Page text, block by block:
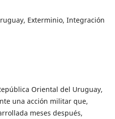
Exterminio, Integración
Oriental del Uruguay,
una acción militar que,
meses después,